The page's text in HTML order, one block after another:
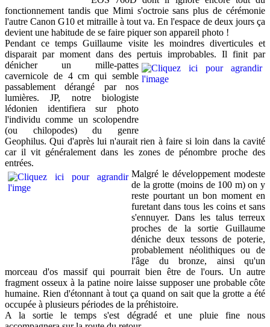
fonctionnement tandis que Mimi s'octroie sans plus de cérémonie
l'autre Canon G10 et mitraille à tout va. En l'espace de deux jours ça
devient une habitude de se faire piquer son appareil photo !
Pendant ce temps Guillaume visite les moindres diverticules et
disparait par moment dans des pertuis improbables. Il finit par
dénicher un mille-pattes
cavernicole de 4 cm qui semble
passablement dérangé par nos
lumières. JP, notre biologiste
lédonien identifiera sur photo
l'individu comme un scolopendre
(ou chilopodes) du genre
Geophilus. Qui d'après lui n'aurait rien à faire si loin dans la cavité
car il vit généralement dans les zones de pénombre proche des
entrées.
Malgré le développement modeste
de la grotte (moins de 100 m) on y
reste pourtant un bon moment en
furetant dans tous les coins et sans
s'ennuyer. Dans les talus terreux
proches de la sortie Guillaume
déniche deux tessons de poterie,
probablement néolithiques ou de
l'âge du bronze, ainsi qu'un
morceau d'os massif qui pourrait bien être de l'ours. Un autre
fragment osseux à la patine noire laisse supposer une probable côte
humaine. Rien d'étonnant à tout ça quand on sait que la grotte a été
occupée à plusieurs périodes de la préhistoire.
A la sortie le temps s'est dégradé et une pluie fine nous